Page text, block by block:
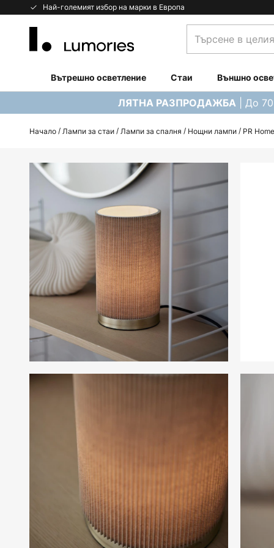
Най-големият избор на марки в Европа
Прескачане
магазин...
Вътрешно осветление Стаи Външно
ЛЯТНА РАЗПРОДАЖБА | До
Начало Лампи за стаи Лампи за спалня Нощни лампи PR
Преминете
края
на
галерията
изображенията